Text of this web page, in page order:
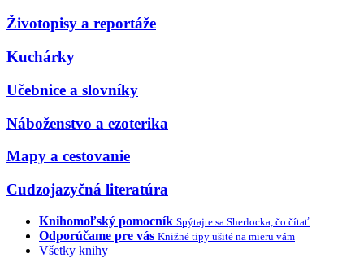
Životopisy a reportáže
Kuchárky
Učebnice a slovníky
Náboženstvo a ezoterika
Mapy a cestovanie
Cudzojazyčná literatúra
Knihomoľský pomocník Spýtajte sa Sherlocka, čo čítať
Odporúčame pre vás Knižné tipy ušité na mieru vám
Všetky knihy